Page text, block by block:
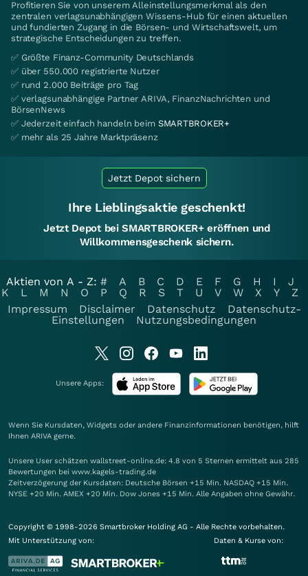
Profitieren Sie von unserem Alleinstellungsmerkmal als den
zentralen verlagsunabhängigen Wissens-Hub für einen aktuellen
und fundierten Zugang in die Börsen- und Wirtschaftswelt, um
strategische Entscheidungen zu treffen.
✅ Größte Finanz-Community Deutschlands
✅ über 550.000 registrierte Nutzer
✅ rund 2.000 Beiträge pro Tag
✅ verlagsunabhängige Partner ARIVA, FinanzNachrichten und
BörsenNews
✅ Jederzeit einfach handeln beim SMARTBROKER+
✅ mehr als 25 Jahre Marktpräsenz
Jetzt Depot sichern
Ihre Lieblingsaktie geschenkt!
Jetzt Depot bei SMARTBROKER+ eröffnen und
Willkommensgeschenk sichern.
Aktien von A - Z: # A B C D E F G H I
J
K
L M N O P Q R S T U V W X Y
Z
Impressum
Disclaimer Datenschutz
Datenschutz-
Einstellungen
Nutzungsbedingungen
Unsere Apps:
Wenn Sie Kursdaten, Widgets oder andere Finanzinformationen benötigen, hilft
Ihnen ARIVA gerne.
Unsere User schätzen wallstreet-online.de: 4.8 von 5 Sternen ermittelt aus 285
Bewertungen bei www.kagels-trading.de
Zeitverzögerung der Kursdaten: Deutsche Börsen +15 Min. NASDAQ +15 Min.
NYSE +20 Min. AMEX +20 Min. Dow Jones +15 Min. Alle Angaben ohne Gewähr.
Copyright © 1998-2026 Smartbroker Holding AG - Alle Rechte vorbehalten.
Mit Unterstützung von:
Daten & Kurse von: